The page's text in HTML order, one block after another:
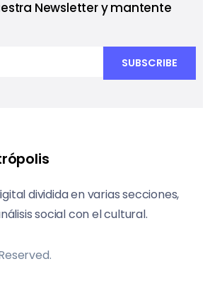
Newsletter y mantente
dividida en varias secciones,
social con el cultural.